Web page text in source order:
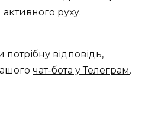
руху.
відповідь,
чат-бота у Телеграм.